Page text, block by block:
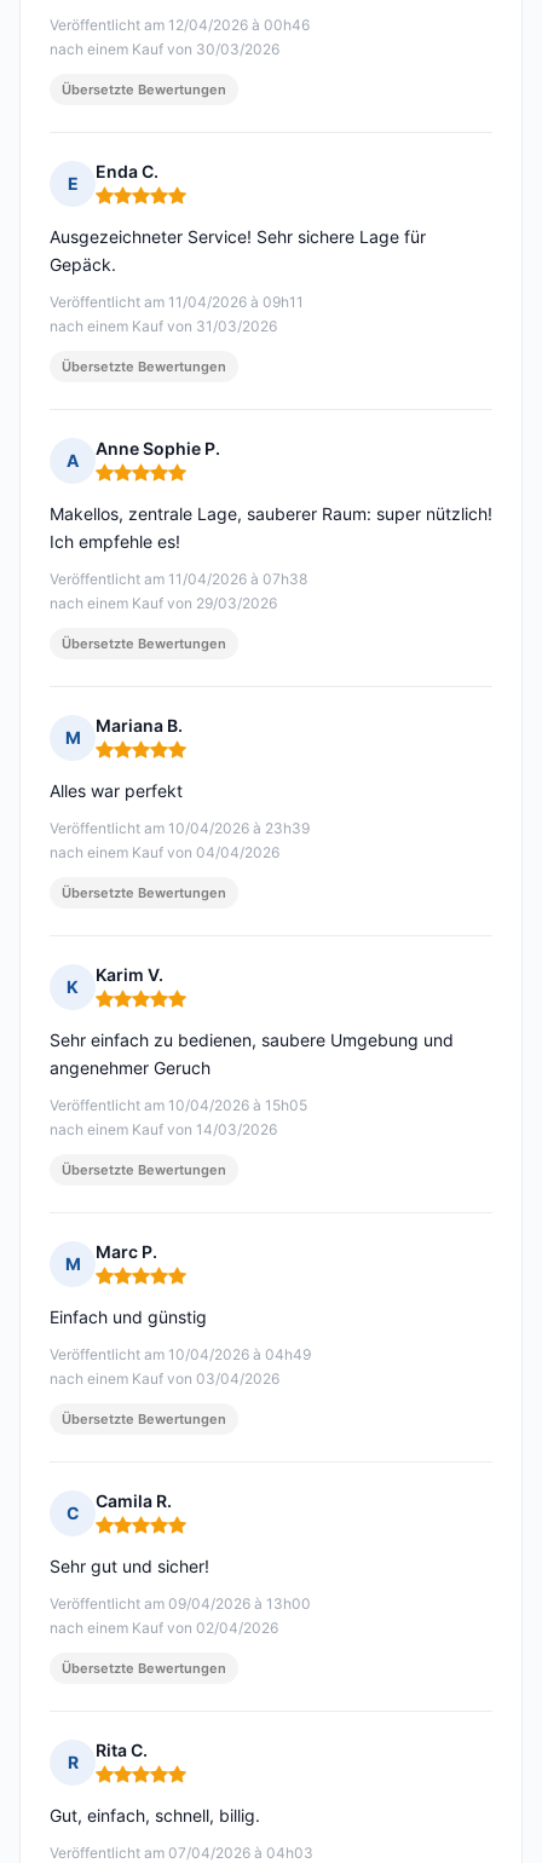
Veröffentlicht am 12/04/2026 à 00h46
nach einem Kauf von 30/03/2026
Übersetzte Bewertungen
E
Enda C.
Hinweis: 5 von 5
Veröffentlicht am 11/04/2026 à 09h11
nach einem Kauf von 31/03/2026
Ausgezeichneter Service! Sehr sichere Lage für
Gepäck.
Übersetzte Bewertungen
A
Anne Sophie P.
Hinweis: 5 von 5
Veröffentlicht am 11/04/2026 à 07h38
nach einem Kauf von 29/03/2026
Makellos, zentrale Lage, sauberer Raum: super nützlich!
Ich empfehle es!
Übersetzte Bewertungen
M
Mariana B.
Hinweis: 5 von 5
Veröffentlicht am 10/04/2026 à 23h39
nach einem Kauf von 04/04/2026
Alles war perfekt
Übersetzte Bewertungen
K
Karim V.
Hinweis: 5 von 5
Veröffentlicht am 10/04/2026 à 15h05
nach einem Kauf von 14/03/2026
Sehr einfach zu bedienen, saubere Umgebung und
angenehmer Geruch
Übersetzte Bewertungen
M
Marc P.
Hinweis: 5 von 5
Veröffentlicht am 10/04/2026 à 04h49
nach einem Kauf von 03/04/2026
Einfach und günstig
Übersetzte Bewertungen
C
Camila R.
Hinweis: 5 von 5
Veröffentlicht am 09/04/2026 à 13h00
nach einem Kauf von 02/04/2026
Sehr gut und sicher!
Übersetzte Bewertungen
R
Rita C.
Hinweis: 5 von 5
Veröffentlicht am 07/04/2026 à 04h03
Gut, einfach, schnell, billig.